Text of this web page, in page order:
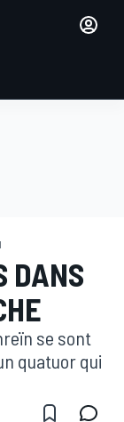
DANS
se sont
quatuor qui